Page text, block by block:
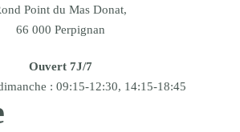
Point du Mas Donat,
66 000 Perpignan
Ouvert 7J/7
: 09:15-12:30, 14:15-18:45